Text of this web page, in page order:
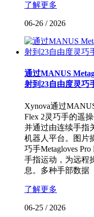
了解更多
06-26 / 2026
通过MANUS
射到23自由度灵巧
Xynova通过
Flex 2灵巧手的遥
并通过由连续手指
机器人平台。‍图片
巧手Metagloves
手指运动，为远程
息。多种手部数据
了解更多
06-25 / 2026